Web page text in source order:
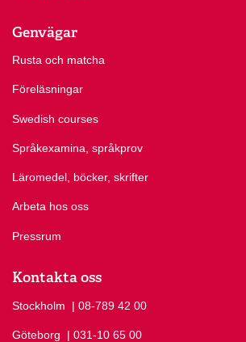
Genvägar
Rusta och matcha
Föreläsningar
Swedish courses
Språkexamina, språkprov
Läromedel, böcker, skrifter
Arbeta hos oss
Pressrum
Kontakta oss
Stockholm Ring Stockholm på
| 08-789 42 00
Göteborg Ring Göteborg på
| 031-10 65 00